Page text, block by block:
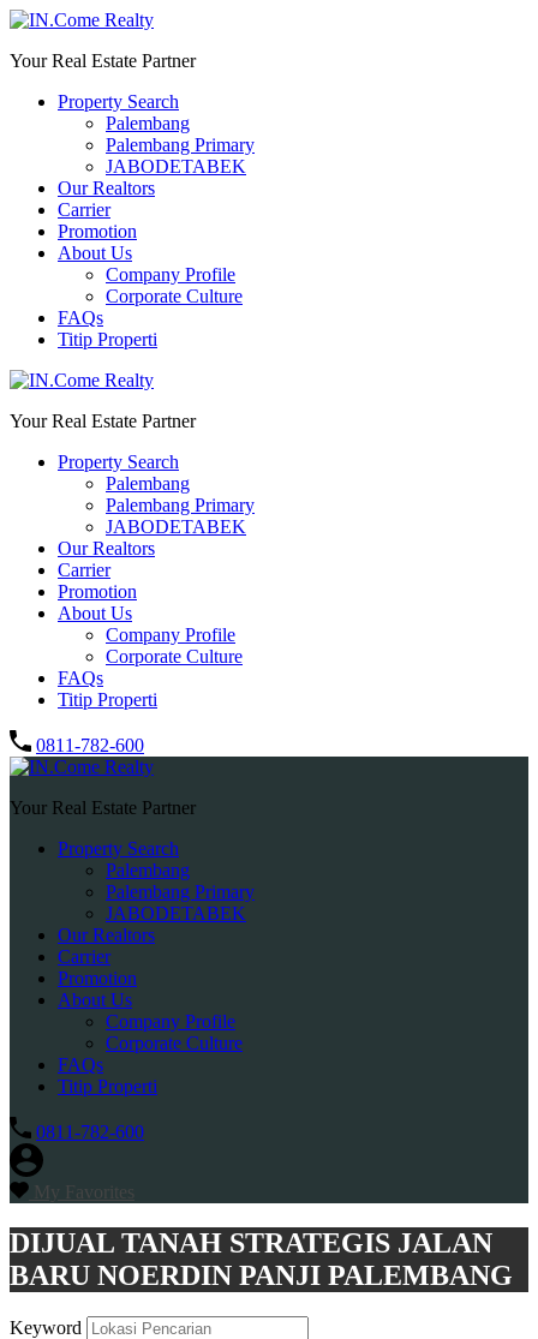
Your Real Estate Partner
Property Search
Palembang
Palembang Primary
JABODETABEK
Our Realtors
Carrier
Promotion
About Us
Company Profile
Corporate Culture
FAQs
Titip Properti
Your Real Estate Partner
Property Search
Palembang
Palembang Primary
JABODETABEK
Our Realtors
Carrier
Promotion
About Us
Company Profile
Corporate Culture
FAQs
Titip Properti
0811-782-600
Your Real Estate Partner
Property Search
Palembang
Palembang Primary
JABODETABEK
Our Realtors
Carrier
Promotion
About Us
Company Profile
Corporate Culture
FAQs
Titip Properti
0811-782-600
My Favorites
DIJUAL TANAH STRATEGIS JALAN
BARU NOERDIN PANJI PALEMBANG
Keyword